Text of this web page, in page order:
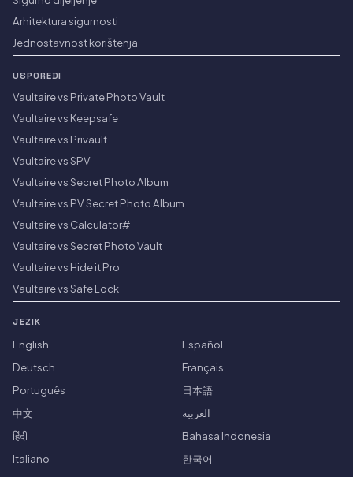
Arhitektura sigurnosti
Jednostavnost korištenja
USPOREDI
Vaultaire vs Private Photo Vault
Vaultaire vs Keepsafe
Vaultaire vs Privault
Vaultaire vs SPV
Vaultaire vs Secret Photo Album
Vaultaire vs PV Secret Photo Album
Vaultaire vs Calculator#
Vaultaire vs Secret Photo Vault
Vaultaire vs Hide it Pro
Vaultaire vs Safe Lock
JEZIK
English
Español
Deutsch
Français
Português
日本語
中文
العربية
हिंदी
Bahasa Indonesia
Italiano
한국어